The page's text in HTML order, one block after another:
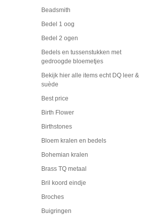
Beadsmith
Bedel 1 oog
Bedel 2 ogen
Bedels en tussenstukken met
gedroogde bloemetjes
Bekijk hier alle items echt DQ leer &
suède
Best price
Birth Flower
Birthstones
Bloem kralen en bedels
Bohemian kralen
Brass TQ metaal
Bril koord eindje
Broches
Buigringen